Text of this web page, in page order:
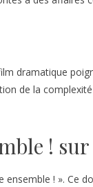
dramatique
de la
! sur
ensemble ! ». Ce